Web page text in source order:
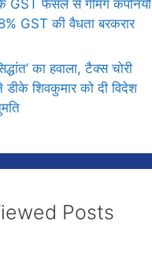
के GST फैसले से गेमिंग कंपनियों
GST की वैधता बरकरार
का हवाला, टैक्स चोरी
शिवकुमार को दी विदेश
Posts